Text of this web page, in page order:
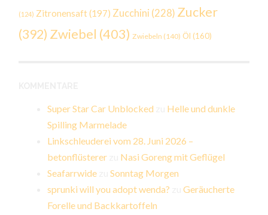
(124) Zitronensaft(197) Zucchini (228) Zucker
(392) Zwiebel (403) Zwiebeln (140) Öl (160)
Super Star Car Unblocked
Helle und dunkle
Spilling Marmelade
Linkschleuderei vom 28. Juni 2026 –
betonflüsterer
Nasi Goreng mit Geflügel
Seafarrwide zuSonntag Morgen
sprunki will you adopt wenda? zuGeräucherte
Forelle und Backkartoffeln